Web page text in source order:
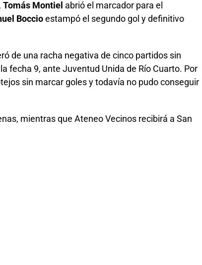
Tomás Montiel abrió el marcador para el
Boccio estampó el segundo gol y definitivo
de una racha negativa de cinco partidos sin
fecha 9, ante Juventud Unida de Río Cuarto. Por
sin marcar goles y todavía no pudo conseguir
mientras que Ateneo Vecinos recibirá a San